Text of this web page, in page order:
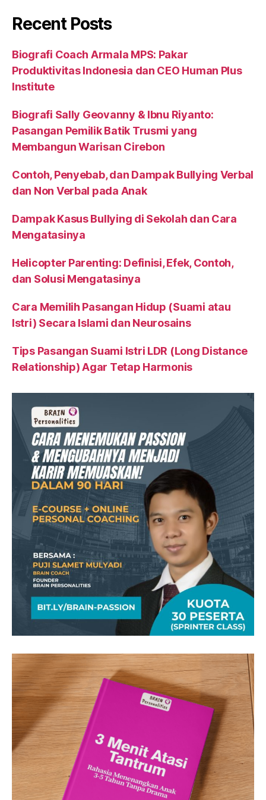
Recent Posts
Biografi Coach Armala MPS: Pakar
Produktivitas Indonesia dan CEO Human Plus
Institute
Biografi Sally Geovanny & Ibnu Riyanto:
Pasangan Pemilik Batik Trusmi yang
Membangun Warisan Cirebon
Contoh, Penyebab, dan Dampak Bullying Verbal
dan Non Verbal pada Anak
Dampak Kasus Bullying di Sekolah dan Cara
Mengatasinya
Helicopter Parenting: Definisi, Efek, Contoh,
dan Solusi Mengatasinya
Cara Memilih Pasangan Hidup (Suami atau
Istri) Secara Islami dan Neurosains
Tips Pasangan Suami Istri LDR (Long Distance
Relationship) Agar Tetap Harmonis